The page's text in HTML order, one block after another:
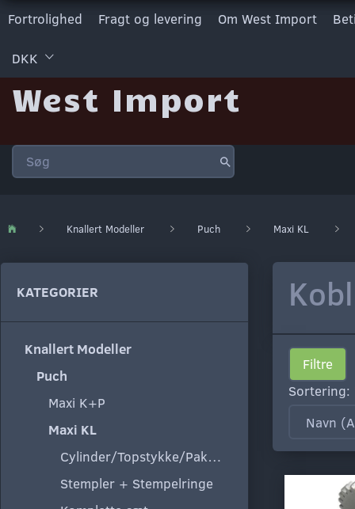
Fortrolighed Fragt og levering Om West Import
DKK
West Import
Knallert Modeller Puch Maxi KL
KATEGORIER
Knallert Modeller
Puch
Maxi K+P
Maxi KL
Cylinder/Topstykke/Pakning
Stempler + Stempelringe
Filtre
Sortering: